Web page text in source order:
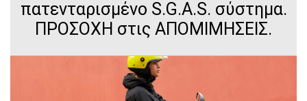
πατενταρισμένο S.G.A.S. σύστημα.
ΠΡΟΣΟΧΗ στις ΑΠΟΜΙΜΗΣΕΙΣ.